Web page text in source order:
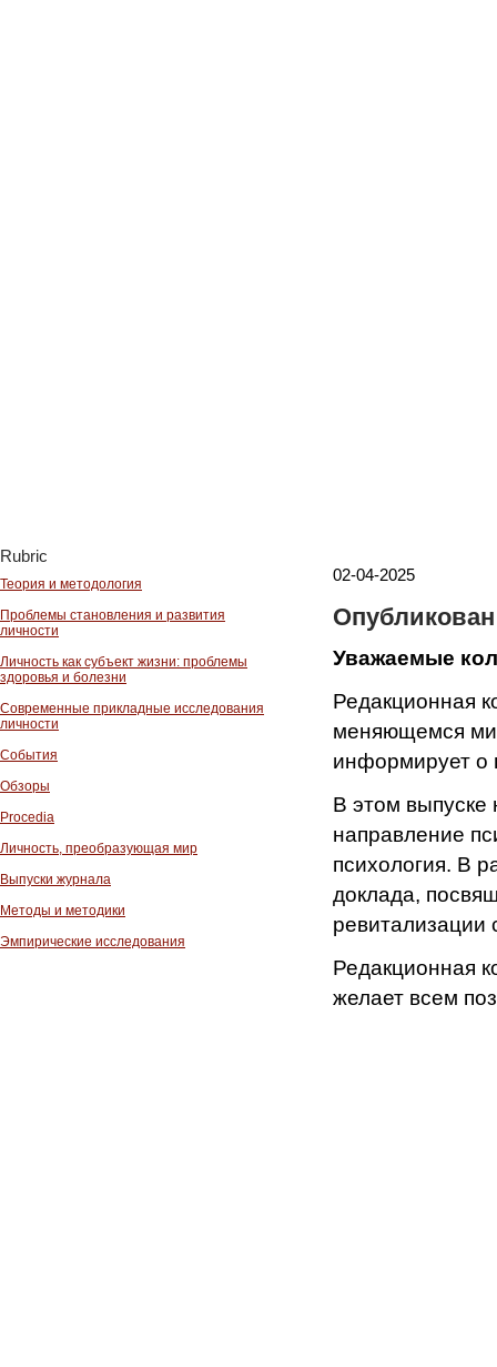
Rubric
Теория и методология
Проблемы становления и развития
личности
Личность как субъект жизни: проблемы
здоровья и болезни
Современные прикладные исследования
личности
События
Обзоры
Procedia
Личность, преобразующая мир
Выпуски журнала
Методы и методики
Эмпирические исследования
02-04-2025
Уважаемые
Редакционная
меняющемся
информирует о
В этом выпуске
направление
психология. В
доклада,
ревитализации
Редакционная
желает всем